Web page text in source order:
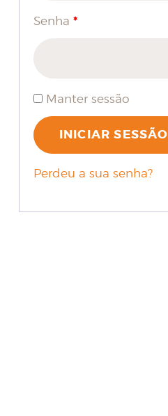
Senha *
Manter sessão
INICIAR SESSÃO
Perdeu a sua senha?